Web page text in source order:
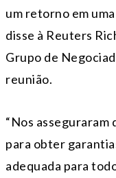
um retorno em
disse à Reuters
Grupo de
reunião.
“Nos asseguraram
para obter
adequada para